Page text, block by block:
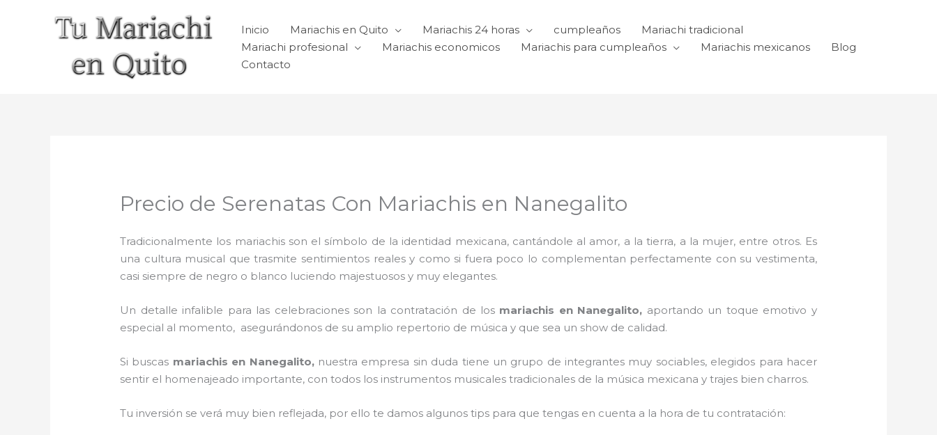
Inicio Mariachis en Quito Mariachis 24 horas cumpleaños
Mariachi tradicional
Mariachi profesional
Mariachis economicos Mariachis para cumpleaños Mariachis mexicanos
Blog
Contacto
Precio de Serenatas Con Mariachis en Nanegalito
Tradicionalmente los mariachis son el símbolo de la identidad mexicana, cantándole al amor, a la tierra, a la mujer, entre otros. Es
una cultura musical que trasmite sentimientos reales y como si fuera poco lo complementan perfectamente con su vestimenta,
casi siempre de negro o blanco luciendo majestuosos y muy elegantes.
Un detalle infalible para las celebraciones son la contratación de los mariachis en Nanegalito, aportando un toque emotivo y
especial al momento, asegurándonos de su amplio repertorio de música y que sea un show de calidad.
Si buscas mariachis en Nanegalito, nuestra empresa sin duda tiene un grupo de integrantes muy sociables, elegidos para hacer
sentir el homenajeado importante, con todos los instrumentos musicales tradicionales de la música mexicana y trajes bien charros.
Tu inversión se verá muy bien reflejada, por ello te damos algunos tips para que tengas en cuenta a la hora de tu contratación: